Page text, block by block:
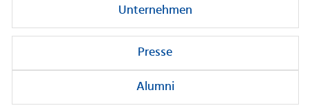
Unternehmen
Presse
Alumni